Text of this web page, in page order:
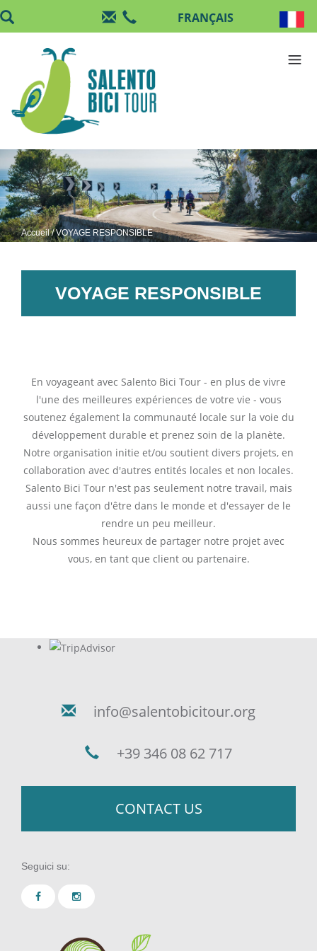
Aller au contenu principal
Accueil/ VOYAGE RESPONSIBLE
VOYAGE RESPONSIBLE
En voyageant avec Salento Bici Tour - en plus de vivre
l'une des meilleures expériences de votre vie - vous
soutenez également la communauté locale sur la voie du
développement durable et prenez soin de la planète.
Notre organisation initie et/ou soutient divers projets, en
collaboration avec d'autres entités locales et non locales.
Salento Bici Tour n'est pas seulement notre travail, mais
aussi une façon d'être dans le monde et d'essayer de le
rendre un peu meilleur.
Nous sommes heureux de partager notre projet avec
vous, en tant que client ou partenaire.
info@salentobicitour.org
+39 346 08 62 717
CONTACT US
Seguici su: